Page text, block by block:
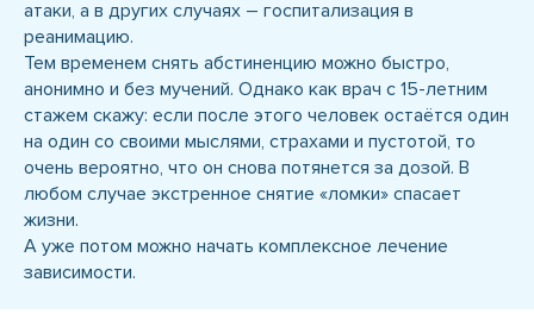
атаки, а в других случаях – госпитализация в
реанимацию.
Тем временем снять абстиненцию можно быстро,
анонимно и без мучений. Однако как врач с 15-летним
стажем скажу: если после этого человек остаётся один
на один со своими мыслями, страхами и пустотой, то
очень вероятно, что он снова потянется за дозой. В
любом случае экстренное снятие «ломки» спасает
жизни.
А уже потом можно начать комплексное лечение
зависимости.